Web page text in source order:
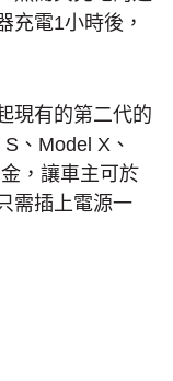
充電1小時後，
現有的第二代的
、Model X、
，讓車主可於
需插上電源一